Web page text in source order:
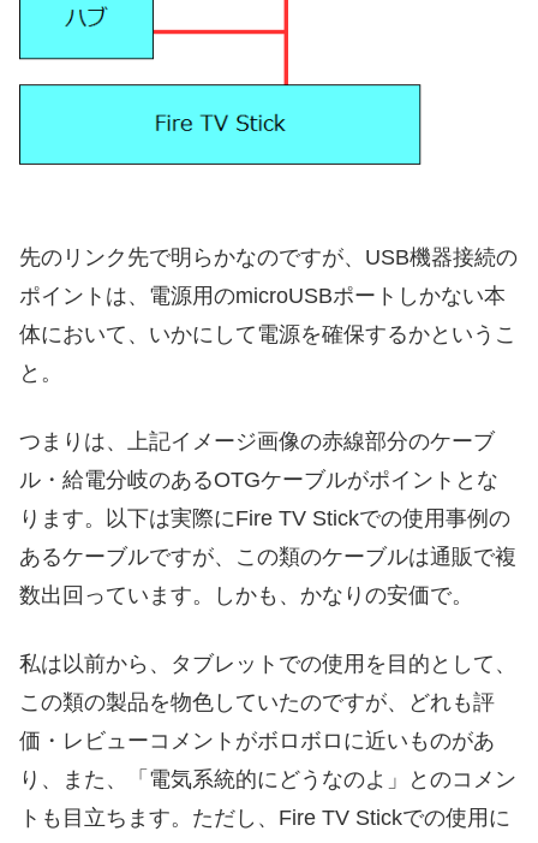
先のリンク先で明らかなのですが、USB機器接続の
ポイントは、電源用のmicroUSBポートしかない本
体において、いかにして電源を確保するかというこ
と。
つまりは、上記イメージ画像の赤線部分のケーブ
ル・給電分岐のあるOTGケーブルがポイントとな
ります。以下は実際にFire TV Stickでの使用事例の
あるケーブルですが、この類のケーブルは通販で複
数出回っています。しかも、かなりの安価で。
私は以前から、タブレットでの使用を目的として、
この類の製品を物色していたのですが、どれも評
価・レビューコメントがボロボロに近いものがあ
り、また、「電気系統的にどうなのよ」とのコメン
トも目立ちます。ただし、Fire TV Stickでの使用に